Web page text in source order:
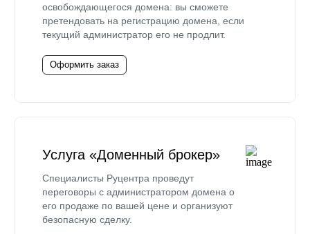
освобождающегося домена: вы сможете
претендовать на регистрацию домена, если
текущий администратор его не продлит.
Оформить заказ
Услуга «Доменный брокер»
Специалисты Руцентра проведут
переговоры с администратором домена о
его продаже по вашей цене и организуют
безопасную сделку.